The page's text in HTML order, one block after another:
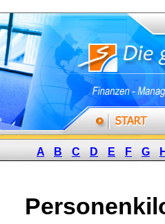
A B C D E F G